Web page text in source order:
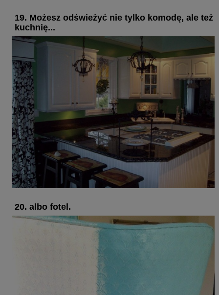
19. Możesz odświeżyć nie tylko komodę, ale też
kuchnię...
20. albo fotel.